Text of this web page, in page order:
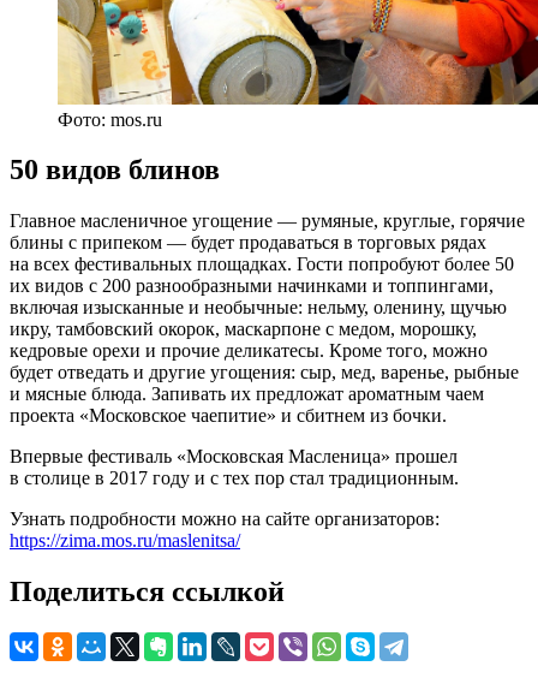
Фото: mos.ru
50 видов блинов
Главное масленичное угощение — румяные, круглые, горячие
блины с припеком — будет продаваться в торговых рядах
на всех фестивальных площадках. Гости попробуют более 50
их видов с 200 разнообразными начинками и топпингами,
включая изысканные и необычные: нельму, оленину, щучью
икру, тамбовский окорок, маскарпоне с медом, морошку,
кедровые орехи и прочие деликатесы. Кроме того, можно
будет отведать и другие угощения: сыр, мед, варенье, рыбные
и мясные блюда. Запивать их предложат ароматным чаем
проекта «Московское чаепитие» и сбитнем из бочки.
Впервые фестиваль «Московская Масленица» прошел
в столице в 2017 году и с тех пор стал традиционным.
Узнать подробности можно на сайте организаторов:
https://zima.mos.ru/maslenitsa/
Поделиться ссылкой